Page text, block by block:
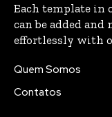
Each template in
can be added
effortlessly with
Quem Somos
Contatos